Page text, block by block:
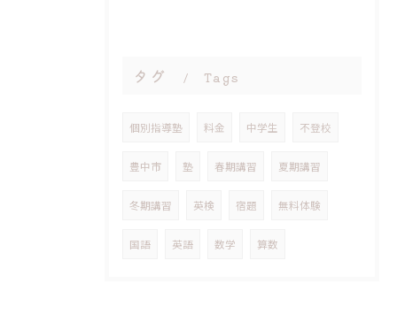
タグ Tags
個別指導塾 料金 中学生 不登校
豊中市 塾 春期講習 夏期講習
冬期講習 英検 宿題 無料体験
国語 英語 数学 算数